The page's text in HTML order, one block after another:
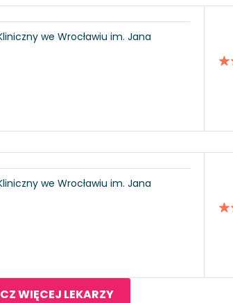
we Wrocławiu im. Jana
we Wrocławiu im. Jana
WIĘCEJ LEKARZY